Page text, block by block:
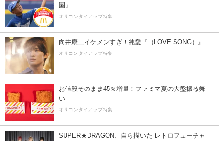
園」
オリコンタイアップ特集
向井康二イケメンすぎ！純愛『（LOVE SONG）』
オリコンタイアップ特集
お値段そのまま45％増量！ファミマ夏の大盤振る舞
い
オリコンタイアップ特集
SUPER★DRAGON、自ら描いた”レトロフューチャ